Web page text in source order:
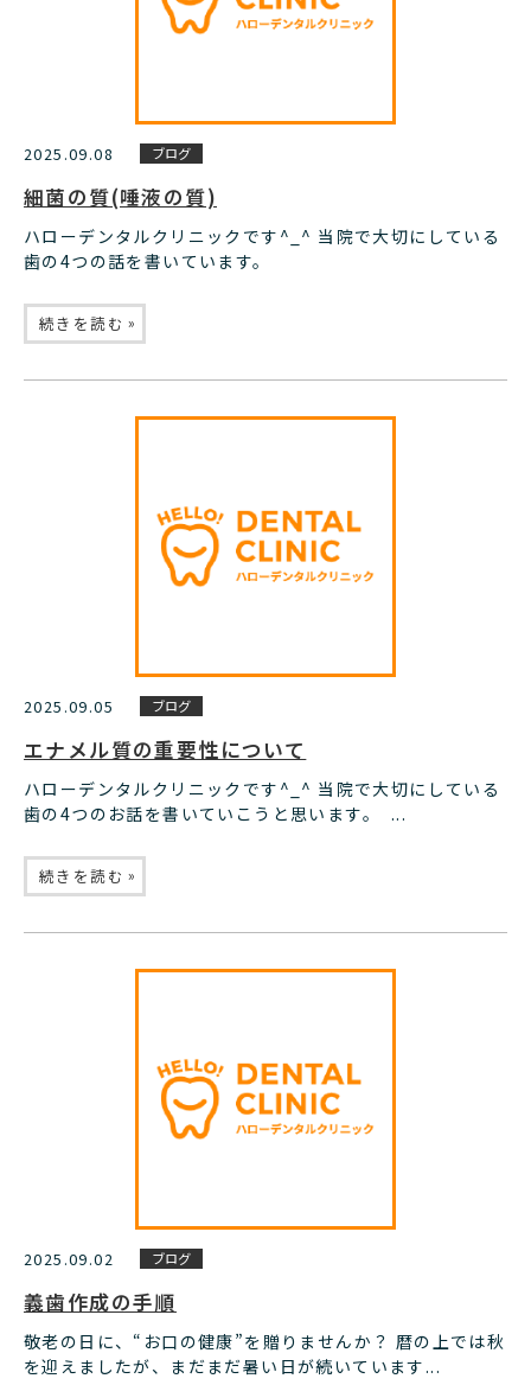
2025.09.08 ブログ
細菌の質(唾液の質)
ハローデンタルクリニックです^_^ 当院で大切にしている
歯の4つの話を書いています。
続きを読む »
2025.09.05 ブログ
エナメル質の重要性について
ハローデンタルクリニックです^_^ 当院で大切にしている
歯の4つのお話を書いていこうと思います。 ...
続きを読む »
2025.09.02 ブログ
義歯作成の手順
敬老の日に、“お口の健康”を贈りませんか？ 暦の上では秋
を迎えましたが、まだまだ暑い日が続いています...